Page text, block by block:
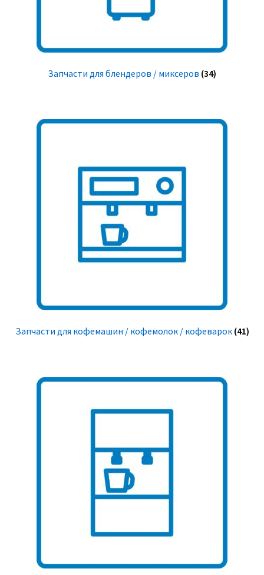
Запчасти для блендеров / миксеров (34)
Запчасти для кофемашин / кофемолок / кофеварок (41)